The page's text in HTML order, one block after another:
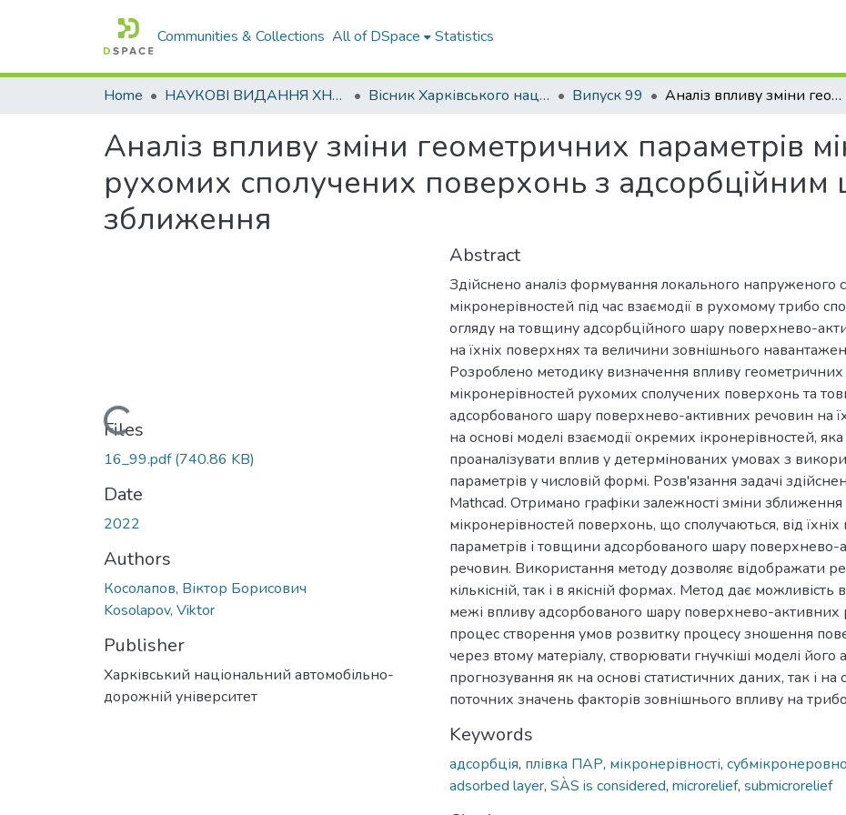
Communities & Collections All of DSpace Statistics
Home НАУКОВІ ВИДАННЯ ХНАДУ Вісник Харківського національного автомобільно-дорожнього університету / Вестник Харьковского национального автомобильно-дорожного университета Випуск 99 Аналіз впливу зміни геометричних параметрів мікронерівностей рухомих сполучених поверхонь з адсорбційним шаром пар на їх зближення
Аналіз впливу зміни геометричних параметрів
рухомих сполучених поверхонь з адсорбційним
зближення
Loading...
Files
16_99.pdf(740.86 KB)
Date
2022
Authors
Косолапов, Віктор Борисович
Kosolapov, Viktor
Publisher
Харківський національний автомобільно-
дорожній університет
Abstract
Здійснено аналіз формування локального напруженого
мікронерівностей під час взаємодії в рухомому трибо
огляду на товщину адсорбційного шару поверхнево-
на їхніх поверхнях та величини зовнішнього
Розроблено методику визначення впливу геометричних
мікронерівностей рухомих сполучених поверхонь та
адсорбованого шару поверхнево-активних речовин на
на основі моделі взаємодії окремих ікронерівностей,
проаналізувати вплив у детермінованих умовах з
параметрів у числовій формі. Розв'язання задачі
Mathcad. Отримано графіки залежності зміни зближення
мікронерівностей поверхонь, що сполучаються, від
параметрів і товщини адсорбованого шару поверхнево-
речовин. Використання методу дозволяє відображати
кількісній, так і в якісній формах. Метод дає можливість
межі впливу адсорбованого шару поверхнево-активних
процес створення умов розвитку процесу зношення
через втому матеріалу, створювати гнучкіші моделі його
прогнозування як на основі статистичних даних, так і на
поточних значень факторів зовнішнього впливу на
Keywords
адсорбція, плівка ПАР, мікронерівності,
adsorbed layer, SÀS is considered, microrelief, submicrorelief